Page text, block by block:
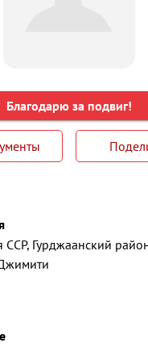
Благодарю за подвиг!
ССР, Гурджаанский